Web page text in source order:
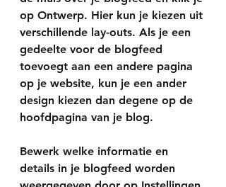
op Ontwerp. Hier kun je kiezen uit
verschillende lay-outs. Als je een
gedeelte voor de blogfeed
toevoegt aan een andere pagina
op je website, kun je een ander
design kiezen dan degene op de
hoofdpagina van je blog.
Bewerk welke informatie en
details in je blogfeed worden